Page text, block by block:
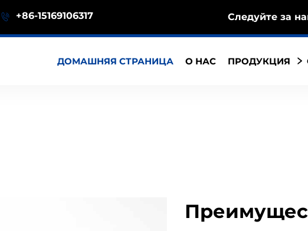
+86-15169106317 Следуйте за
ДОМАШНЯЯ СТРАНИЦА О НАС ПРОДУКЦИЯ